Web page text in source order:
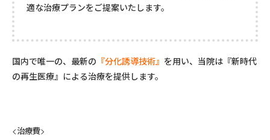
適な治療プランをご提案いたします。
国内で唯一の、最新の 『分化誘導技術』 を用い、当院は『新時代
の再生医療』による治療を提供します。
<治療費>